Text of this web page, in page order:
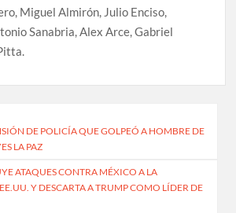
Miguel Almirón, Julio Enciso,
Sanabria, Alex Arce, Gabriel
DE POLICÍA QUE GOLPEÓ A HOMBRE DE
LA PAZ
ATAQUES CONTRA MÉXICO A LA
Y DESCARTA A TRUMP COMO LÍDER DE